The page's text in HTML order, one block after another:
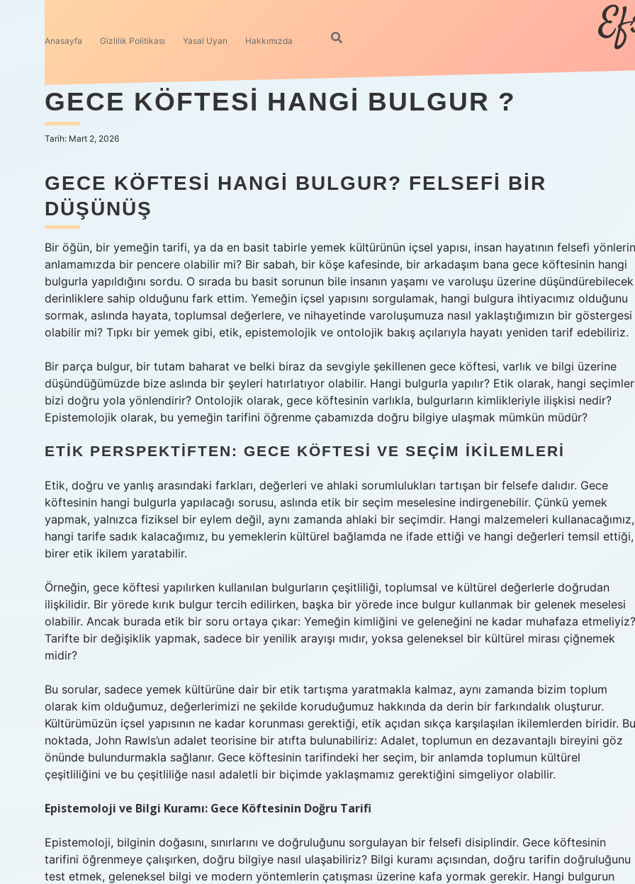
Anasayfa Gizlilik Politikası Yasal Uyarı Hakkımızda
GECE KÖFTESI HANGI BULGUR ?
Tarih: Mart 2, 2026
GECE KÖFTESI HANGI BULGUR? FELSEFI BIR
DÜŞÜNÜŞ
Bir öğün, bir yemeğin tarifi, ya da en basit tabirle yemek kültürünün içsel yapısı, insan hayatının felsefi
anlamamızda bir pencere olabilir mi? Bir sabah, bir köşe kafesinde, bir arkadaşım bana gece köftesinin hangi
bulgurla yapıldığını sordu. O sırada bu basit sorunun bile insanın yaşamı ve varoluşu üzerine düşündürebilecek
derinliklere sahip olduğunu fark ettim. Yemeğin içsel yapısını sorgulamak, hangi bulgura ihtiyacımız olduğunu
sormak, aslında hayata, toplumsal değerlere, ve nihayetinde varoluşumuza nasıl yaklaştığımızın bir göstergesi
olabilir mi? Tıpkı bir yemek gibi, etik, epistemolojik ve ontolojik bakış açılarıyla hayatı yeniden tarif edebiliriz.
Bir parça bulgur, bir tutam baharat ve belki biraz da sevgiyle şekillenen gece köftesi, varlık ve bilgi üzerine
düşündüğümüzde bize aslında bir şeyleri hatırlatıyor olabilir. Hangi bulgurla yapılır? Etik olarak, hangi seçimler
bizi doğru yola yönlendirir? Ontolojik olarak, gece köftesinin varlıkla, bulgurların kimlikleriyle ilişkisi nedir?
Epistemolojik olarak, bu yemeğin tarifini öğrenme çabamızda doğru bilgiye ulaşmak mümkün müdür?
ETIK PERSPEKTIFTEN: GECE KÖFTESI VE SEÇIM İKILEMLERI
Etik, doğru ve yanlış arasındaki farkları, değerleri ve ahlaki sorumlulukları tartışan bir felsefe dalıdır. Gece
köftesinin hangi bulgurla yapılacağı sorusu, aslında etik bir seçim meselesine indirgenebilir. Çünkü yemek
yapmak, yalnızca fiziksel bir eylem değil, aynı zamanda ahlaki bir seçimdir. Hangi malzemeleri kullanacağımız,
hangi tarife sadık kalacağımız, bu yemeklerin kültürel bağlamda ne ifade ettiği ve hangi değerleri temsil ettiği,
birer etik ikilem yaratabilir.
Örneğin, gece köftesi yapılırken kullanılan bulgurların çeşitliliği, toplumsal ve kültürel değerlerle doğrudan
ilişkilidir. Bir yörede kırık bulgur tercih edilirken, başka bir yörede ince bulgur kullanmak bir gelenek meselesi
olabilir. Ancak burada etik bir soru ortaya çıkar: Yemeğin kimliğini ve geleneğini ne kadar muhafaza etmeliyiz?
Tarifte bir değişiklik yapmak, sadece bir yenilik arayışı mıdır, yoksa geleneksel bir kültürel mirası çiğnemek
midir?
Bu sorular, sadece yemek kültürüne dair bir etik tartışma yaratmakla kalmaz, aynı zamanda bizim toplum
olarak kim olduğumuz, değerlerimizi ne şekilde koruduğumuz hakkında da derin bir farkındalık oluşturur.
Kültürümüzün içsel yapısının ne kadar korunması gerektiği, etik açıdan sıkça karşılaşılan ikilemlerden biridir. Bu
noktada, John Rawls’un adalet teorisine bir atıfta bulunabiliriz: Adalet, toplumun en dezavantajlı bireyini göz
önünde bulundurmakla sağlanır. Gece köftesinin tarifindeki her seçim, bir anlamda toplumun kültürel
çeşitliliğini ve bu çeşitliliğe nasıl adaletli bir biçimde yaklaşmamız gerektiğini simgeliyor olabilir.
Epistemoloji ve Bilgi Kuramı: Gece Köftesinin Doğru Tarifi
Epistemoloji, bilginin doğasını, sınırlarını ve doğruluğunu sorgulayan bir felsefi disiplindir. Gece köftesinin
tarifini öğrenmeye çalışırken, doğru bilgiye nasıl ulaşabiliriz? Bilgi kuramı açısından, doğru tarifin doğruluğunu
test etmek, geleneksel bilgi ve modern yöntemlerin çatışması üzerine kafa yormak gerekir. Hangi bulgurun